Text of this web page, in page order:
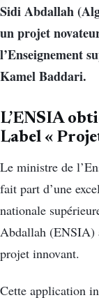
Sidi Abdallah
un projet
l’Enseignement
Kamel Baddari.
L’ENSIA
Label «
Le ministre de
fait part d’une
nationale
Abdallah (ENSIA)
projet innovant.
Cette application